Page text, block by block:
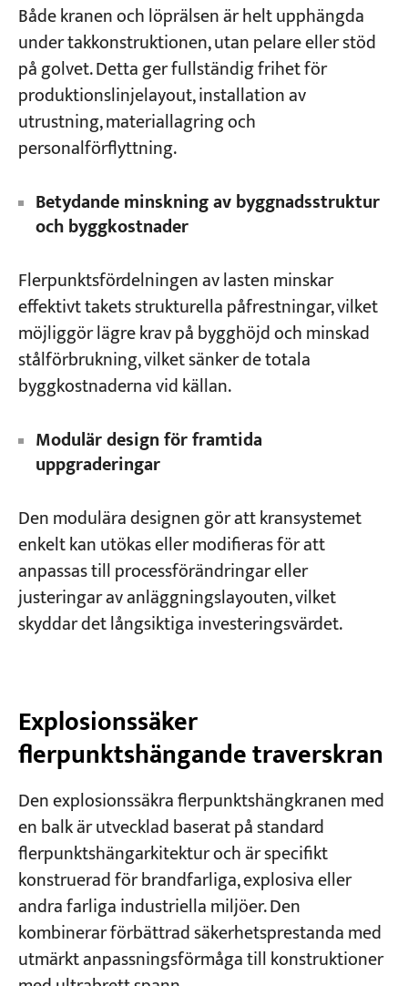
Både kranen och löprälsen är helt upphängda
under takkonstruktionen, utan pelare eller stöd
på golvet. Detta ger fullständig frihet för
produktionslinjelayout, installation av
utrustning, materiallagring och
personalförflyttning.
Betydande minskning av byggnadsstruktur
och byggkostnader
Flerpunktsfördelningen av lasten minskar
effektivt takets strukturella påfrestningar, vilket
möjliggör lägre krav på bygghöjd och minskad
stålförbrukning, vilket sänker de totala
byggkostnaderna vid källan.
Modulär design för framtida
uppgraderingar
Den modulära designen gör att kransystemet
enkelt kan utökas eller modifieras för att
anpassas till processförändringar eller
justeringar av anläggningslayouten, vilket
skyddar det långsiktiga investeringsvärdet.
Explosionssäker
flerpunktshängande traverskran
Den explosionssäkra flerpunktshängkranen med
en balk är utvecklad baserat på standard
flerpunktshängarkitektur och är specifikt
konstruerad för brandfarliga, explosiva eller
andra farliga industriella miljöer. Den
kombinerar förbättrad säkerhetsprestanda med
utmärkt anpassningsförmåga till konstruktioner